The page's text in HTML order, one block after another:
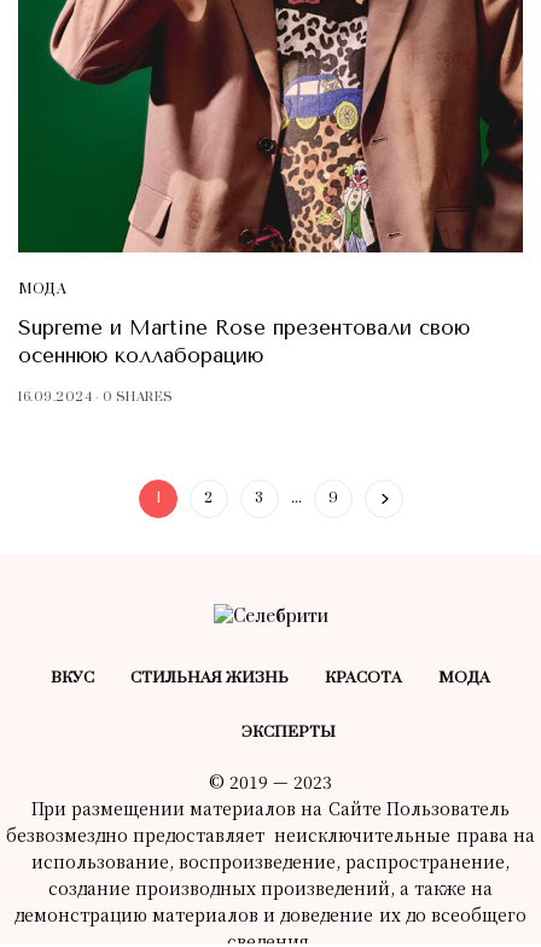
МОДА
Supreme и Martine Rose презентовали свою
осеннюю коллаборацию
16.09.2024 0 SHARES
1 2 3 … 9
ВКУС СТИЛЬНАЯ ЖИЗНЬ КРАСОТA МОДА
ЭКСПЕРТЫ
© 2019 — 2023
При размещении материалов на Сайте Пользователь
безвозмездно предоставляет неисключительные права на
использование, воспроизведение, распространение,
создание производных произведений, а также на
демонстрацию материалов и доведение их до всеобщего
сведения.